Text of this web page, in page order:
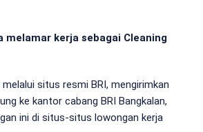
melamar kerja sebagai Cleaning
situs resmi BRI, mengirimkan
ke kantor cabang BRI Bangkalan,
ini di situs-situs lowongan kerja